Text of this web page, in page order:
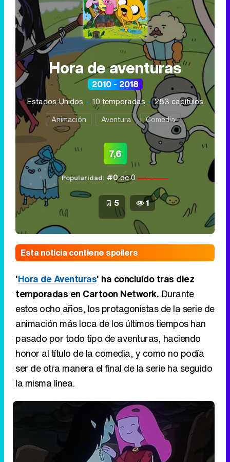
Hora de aventuras
2010 - 2018
Estados Unidos 10 temporadas 283 capítulos
Animación Aventura Comedia
7,6
Popularidad: #0de 0
5 1
Esta noticia contiene spoilers
'Hora de Aventuras' ha concluido tras diez
temporadas en Cartoon Network. Durante
estos ocho años, los protagonistas de la serie de
animación más loca de los últimos tiempos han
pasado por todo tipo de aventuras, haciendo
honor al título de la comedia, y como no podía
ser de otra manera el final de la serie ha seguido
la misma línea.